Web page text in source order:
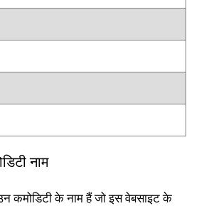
नाम
कमोडिटी के नाम हैं जो इस वेबसाइट के